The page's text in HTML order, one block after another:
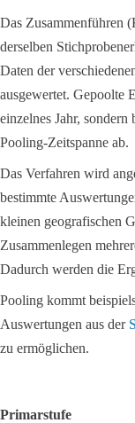
Das Zusammenführen
derselben
Daten der
ausgewertet. Gepoolte
einzelnes Jahr,
Pooling-Zeitspanne ab.
Das Verfahren wird
bestimmte
kleinen geografischen
Zusammenlegen
Dadurch werden die
Pooling kommt
Auswertungen aus der
zu ermöglichen.
Primarstufe